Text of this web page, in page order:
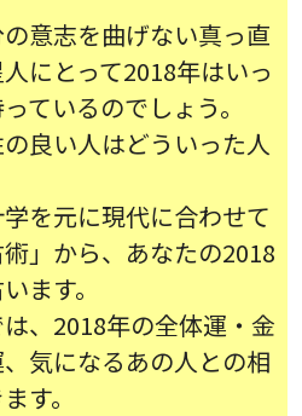
意志を曲げない真っ直
にとって2018年はいっ
ているのでしょう。
良い人はどういった人
を元に現代に合わせて
」から、あなたの2018
ます。
、2018年の全体運・金
気になるあの人との相
す。